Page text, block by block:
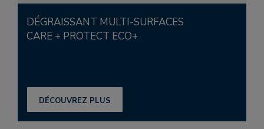
DÉGRAISSANT MULTI-SURFACES
CARE + PROTECT ECO+
DÉCOUVREZ PLUS